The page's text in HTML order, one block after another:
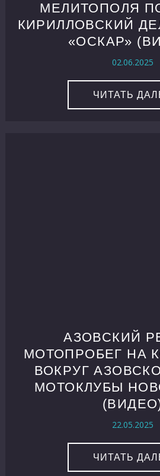
МЕЛИТОПОЛЯ
КИРИЛЛОВСКИЙ
«ОСКАР»
02.06.2025
ЧИТАТЬ
АЗОВСКИЙ
МОТОПРОБЕГ НА
ВОКРУГ
МОТОКЛУБЫ
22.05.2025
ЧИТАТЬ